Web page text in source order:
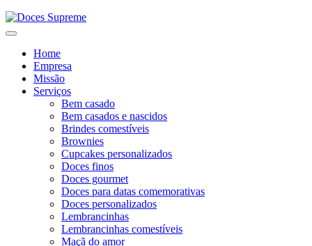
Home
Empresa
Missão
Serviços
Bem casado
Bem casados e nascidos
Brindes comestíveis
Brownies
Cupcakes personalizados
Doces finos
Doces gourmet
Doces para datas comemorativas
Doces personalizados
Lembrancinhas
Lembrancinhas comestíveis
Maçã do amor